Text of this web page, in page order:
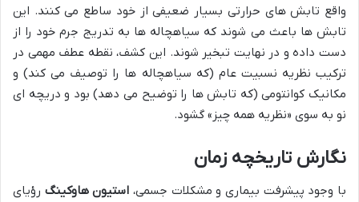
واقع تابش های حرارتی بسیار ضعیفی از خود ساطع می کنند. این
تابش ها باعث می شوند که سیاهچاله ها به تدریج جرم خود را از
دست داده و در نهایت تبخیر شوند. این کشف، نقطه عطف مهمی در
ترکیب نظریه نسبیت عام (که سیاهچاله ها را توصیف می کند) و
مکانیک کوانتومی (که تابش ها را توضیح می دهد) بود و دریچه ای
نو به سوی «نظریه همه چیز» گشود.
نگارش تاریخچه زمان
با وجود پیشرفت بیماری و مشکلات جسمی، استیون هاوکینگ رؤیای